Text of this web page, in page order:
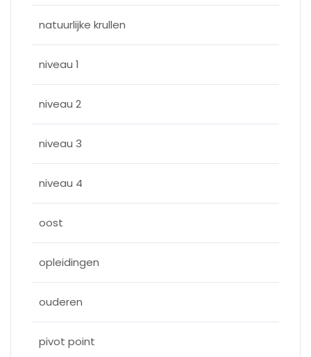
natuurlijke krullen
niveau 1
niveau 2
niveau 3
niveau 4
oost
opleidingen
ouderen
pivot point